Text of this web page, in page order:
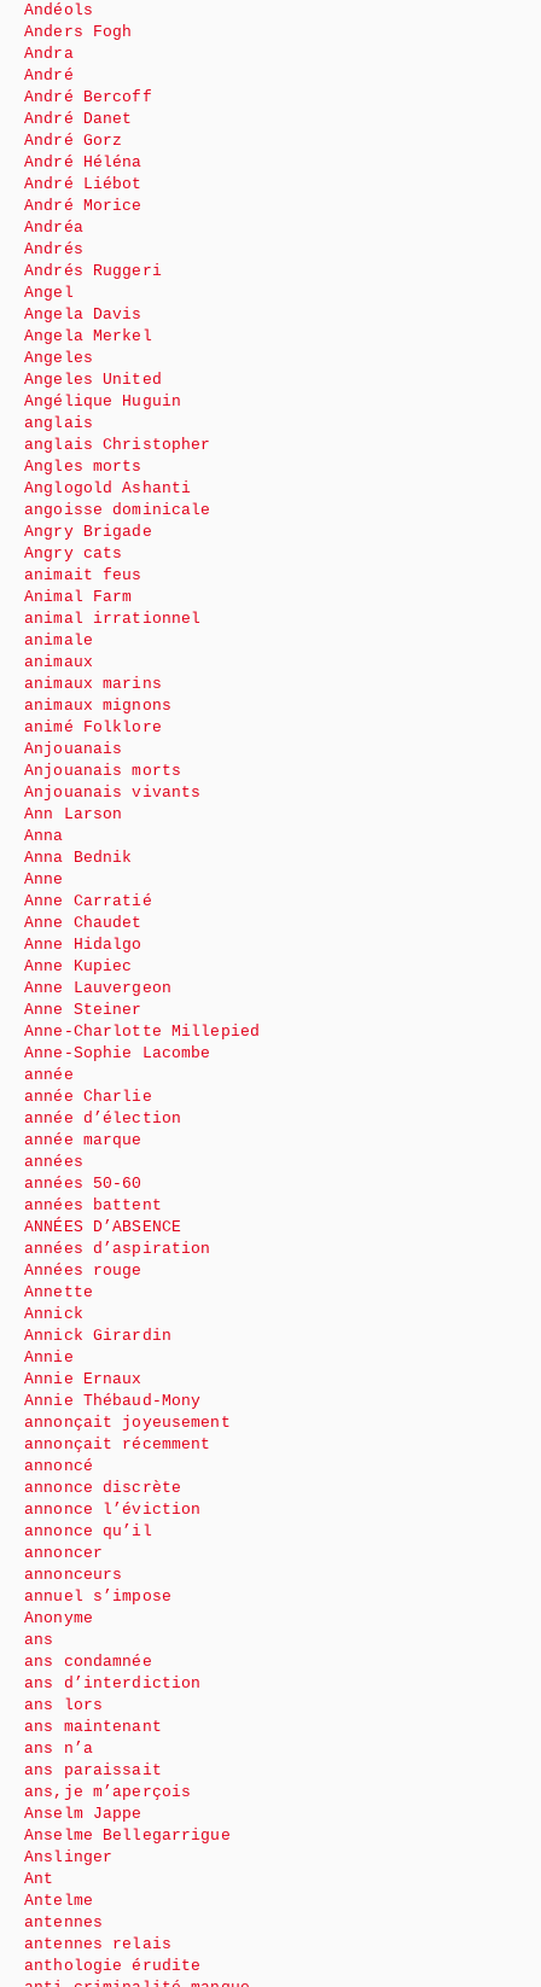
Andéols
Anders Fogh
Andra
André
André Bercoff
André Danet
André Gorz
André Héléna
André Liébot
André Morice
Andréa
Andrés
Andrés Ruggeri
Angel
Angela Davis
Angela Merkel
Angeles
Angeles United
Angélique Huguin
anglais
anglais Christopher
Angles morts
Anglogold Ashanti
angoisse dominicale
Angry Brigade
Angry cats
animait feus
Animal Farm
animal irrationnel
animale
animaux
animaux marins
animaux mignons
animé Folklore
Anjouanais
Anjouanais morts
Anjouanais vivants
Ann Larson
Anna
Anna Bednik
Anne
Anne Carratié
Anne Chaudet
Anne Hidalgo
Anne Kupiec
Anne Lauvergeon
Anne Steiner
Anne-Charlotte Millepied
Anne-Sophie Lacombe
année
année Charlie
année d’élection
année marque
années
années 50-60
années battent
ANNÉES D’ABSENCE
années d’aspiration
Années rouge
Annette
Annick
Annick Girardin
Annie
Annie Ernaux
Annie Thébaud-Mony
annonçait joyeusement
annonçait récemment
annoncé
annonce discrète
annonce l’éviction
annonce qu’il
annoncer
annonceurs
annuel s’impose
Anonyme
ans
ans condamnée
ans d’interdiction
ans lors
ans maintenant
ans n’a
ans paraissait
ans,je m’aperçois
Anselm Jappe
Anselme Bellegarrigue
Anslinger
Ant
Antelme
antennes
antennes relais
anthologie érudite